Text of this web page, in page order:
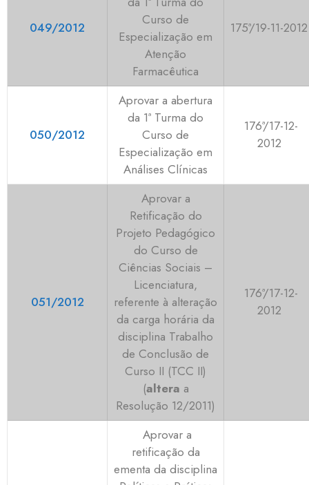
049/2012
Curso de
Especialização em
Atenção
Farmacêutica
175ª/19-11-2012
050/2012
Aprovar a abertura
da 1ª Turma do
Curso de
Especialização em
Análises Clínicas
176ª/17-12-
2012
051/2012
Aprovar a
Retificação do
Projeto Pedagógico
do Curso de
Ciências Sociais –
Licenciatura,
referente à alteração
da carga horária da
disciplina Trabalho
de Conclusão de
Curso II (TCC II)
(altera a
Resolução 12/2011)
176ª/17-12-
2012
Aprovar a
retificação da
ementa da disciplina